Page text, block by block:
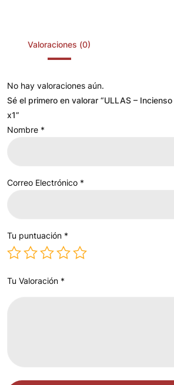
Valoraciones (0)
No hay valoraciones aún.
Sé el primero en valorar “ULLAS –
x1”
Nombre *
Correo Electrónico *
Tu puntuación *
Tu Valoración *